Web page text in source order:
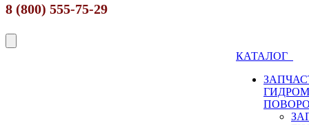
8 (800) 555-75-29
КАТАЛОГ